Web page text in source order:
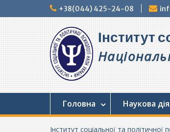
до
+38(044) 425-24-08
Інститут
Головна Наукова
Інститут соціальної та політичної